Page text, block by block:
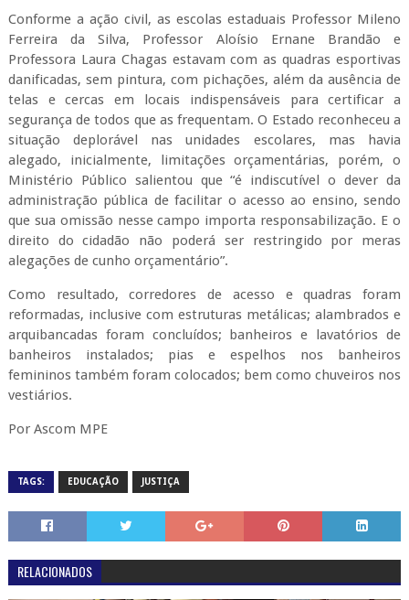
Conforme a ação civil, as escolas estaduais Professor Mileno
Ferreira da Silva, Professor Aloísio Ernane Brandão e
Professora Laura Chagas estavam com as quadras esportivas
danificadas, sem pintura, com pichações, além da ausência de
telas e cercas em locais indispensáveis para certificar a
segurança de todos que as frequentam. O Estado reconheceu a
situação deplorável nas unidades escolares, mas havia
alegado, inicialmente, limitações orçamentárias, porém, o
Ministério Público salientou que “é indiscutível o dever da
administração pública de facilitar o acesso ao ensino, sendo
que sua omissão nesse campo importa responsabilização. E o
direito do cidadão não poderá ser restringido por meras
alegações de cunho orçamentário”.
Como resultado, corredores de acesso e quadras foram
reformadas, inclusive com estruturas metálicas; alambrados e
arquibancadas foram concluídos; banheiros e lavatórios de
banheiros instalados; pias e espelhos nos banheiros
femininos também foram colocados; bem como chuveiros nos
vestiários.
Por Ascom MPE
TAGS: EDUCAÇÃO JUSTIÇA
RELACIONADOS